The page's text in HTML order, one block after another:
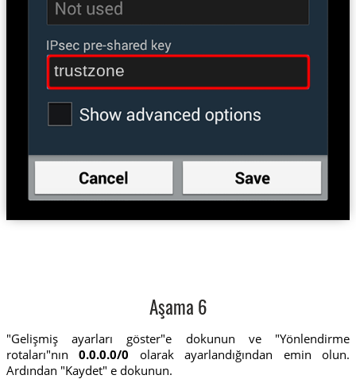
trustzone
Aşama 6
"Gelişmiş ayarları göster"e dokunun ve "Yönlendirme
rotaları"nın0.0.0.0/0 olarak ayarlandığından emin olun.
Ardından "Kaydet" e dokunun.